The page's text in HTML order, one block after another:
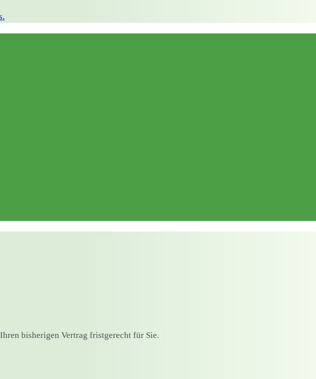
bisherigen Vertrag fristgerecht für Sie.